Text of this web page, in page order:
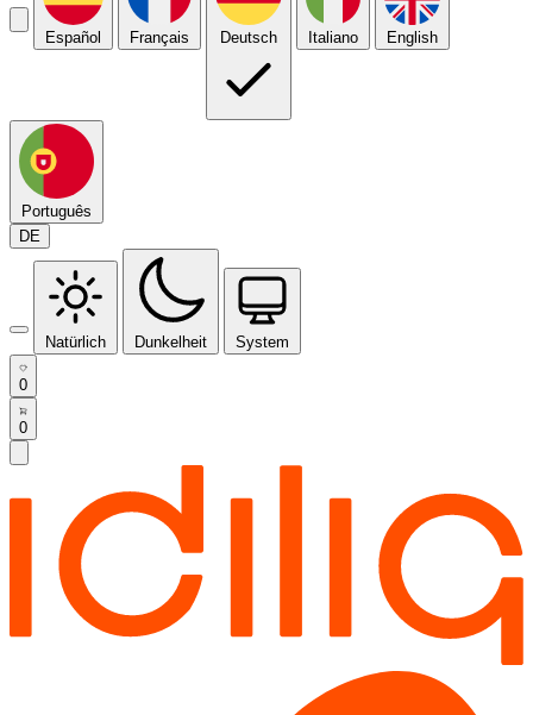
Español Français Deutsch Italiano English
Português
DE
Natürlich Dunkelheit System
0
0